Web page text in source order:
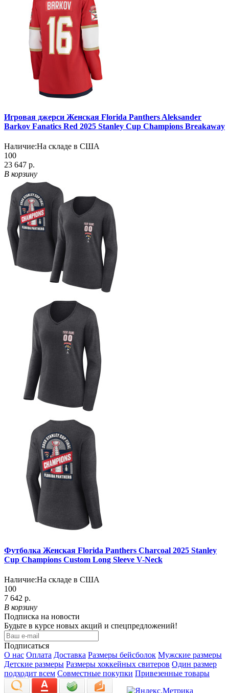
Игровая джерси Женская Florida Panthers Aleksander
Barkov Fanatics Red 2025 Stanley Cup Champions Breakaway
Наличие:На складе в США
100
23 647 р.
В корзину
Футболка Женская Florida Panthers Charcoal 2025 Stanley
Cup Champions Custom Long Sleeve V-Neck
Наличие:На складе в США
100
7 642 р.
В корзину
Подписка на новости
Будьте в курсе новых акций и спецпредложений!
Подписаться
О нас Оплата Доставка Размеры бейсболок Мужские размеры
Детские размеры Размеры хоккейных свитеров Один размер
подходит всем Совместные покупки Привезенные товары